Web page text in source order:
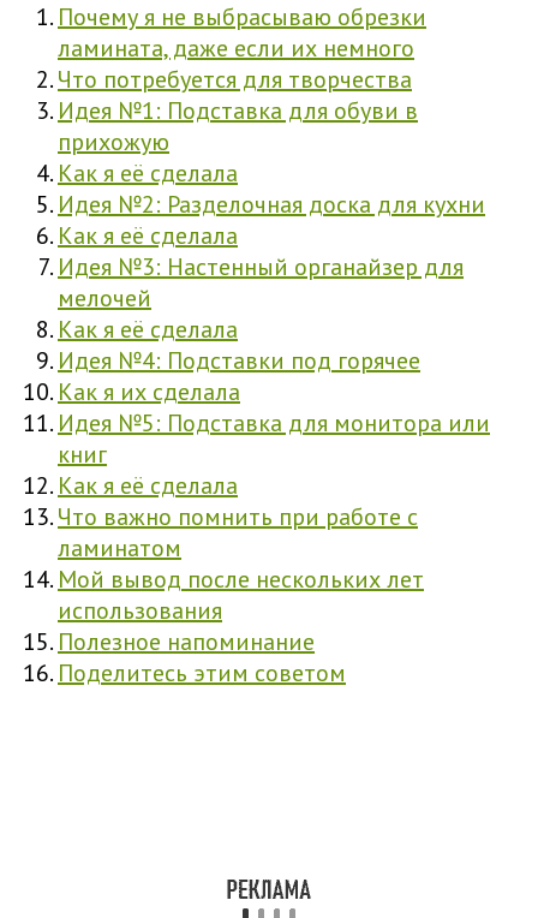
Почему я не выбрасываю обрезки
ламината, даже если их немного
Что потребуется для творчества
Идея №1: Подставка для обуви в
прихожую
Как я её сделала
Идея №2: Разделочная доска для кухни
Как я её сделала
Идея №3: Настенный органайзер для
мелочей
Как я её сделала
Идея №4: Подставки под горячее
Как я их сделала
Идея №5: Подставка для монитора или
книг
Как я её сделала
Что важно помнить при работе с
ламинатом
Мой вывод после нескольких лет
использования
Полезное напоминание
Поделитесь этим советом